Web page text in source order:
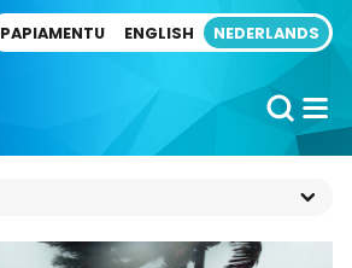
PAPIAMENTU ENGLISH NEDERLANDS